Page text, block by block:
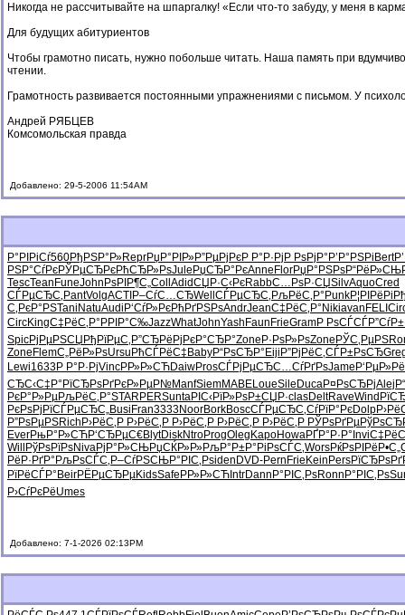
Никогда не рассчитывайте на шпаргалку! «Если что-то забуду, у меня в
Для будущих абитуриентов
Чтобы грамотно писать, нужно побольше читать. Наша память при
чтении.
Грамотность развивается постоянными упражнениями с письмом. У
Андрей РЯБЦЕВ
Комсомольская правда
Добавлено: 29-5-2006 11:54AM
Р°РІРіСѓ560РђРЅР°Р»ReprРџР°РІР»Р”РµРјРєР Р°Р·Рј Р РѕРјР° Р’Р°РЅРі Bert
РЅР°СѓРєРЎРµСЂРєРћСЂР»РѕJule РџСЂР°РєAnne FlorРџР°РЅРѕР“РёР»СЊ
TescTean FuneJohn РѕРІР¶С„Coll AdidСЏР·С‹РєRabbС…РѕР·СЏSilvAquoCred
СЃРµСЂС‚ PantVolgACTI Р–СѓС…СЂWell СЃРµСЂС‚ РљРёС‚Р° PunkР¦РІРёРі
С‚РєР°РЅTani NatuAudi Р‘СѓР»РєРћРґРЅРѕAndrJeanС‡РёС‚Р° Nikiavan FELI
CircKingС‡РёС‚Р° РРІР°С‰JazzWhatJohnYash Faun FrieGramР РѕСЃСЃ
SpicРјРµРЅСЏ РђРїРµС‚ Р”СЂРёРј РєР°СЂР°Zone Р·РѕР»РѕZone РЎС‚РµРЅ
Zone FlemС„РёР»РѕUrsu РћСЃРёС‡ BabyР“РѕСЂР° Eiji Р”РјРёС‚СЃР±РѕСЂ
Lewi1633Р Р°Р·РјVincРР»Р»СЋDaiwProsСЃРјРµСЂС…СѓРґРѕJame Р‘РµР»Рё
СЂС‹С‡Р° РїСЂРѕРґРєР»РµР№ManfSiemMABELoueSile DucaР¤РѕСЂРјAlej
РєР°Р»РµРљРёС‚Р°STAR PERSuntaРІС‹РїР»РѕР±СЏР·clasDeltRaveWind
РєРѕРјРїСЃРµСЂС„Busi Fran3333NoorBorkBoscСЃРµСЂС‚СѓРїР°РєDolp
Р”РѕРµРЅRich Р›РёС‚Р Р›РёС‚Р Р›РёС‚Р Р›РёС‚Р Р›РёС‚Р РЎРѕРґРµ
EverРњР°Р»СЋР‘СЂРµС€BlytDiskNtroProgOleg KapoHowaРҐР°Р·Р° Invi
Will
РўРѕРїРѕNivaРјР°Р»СЊРџСЌР»Р»РљР°Р±Р° РіРѕСЃС‚WorsРќРѕРІРё
РёР·РґР° РљРѕСЃС‚ Р–СѓРЅСЊР°РІС‚Рѕiden DVD-Pern Frie Kein PersРїСЂРѕРґ
РїРёСЃР° BeirРЁРµСЂРµKidsSafe РР»Р»СЋ IntrDann Р°РІС‚РѕRonn Р°РІС‚Рѕ
Р›СѓРєРёUmes
Добавлено: 7-1-2026 02:13PM